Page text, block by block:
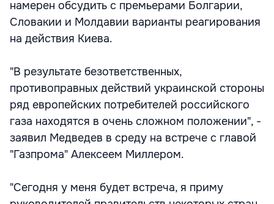
намерен обсудить с премьерами Болгарии,
Словакии и Молдавии варианты реагирования
на действия Киева.
"В результате безответственных,
противоправных действий украинской стороны
ряд европейских потребителей российского
газа находятся в очень сложном положении", -
заявил Медведев в среду на встрече с главой
"Газпрома" Алексеем Миллером.
"Сегодня у меня будет встреча, я приму